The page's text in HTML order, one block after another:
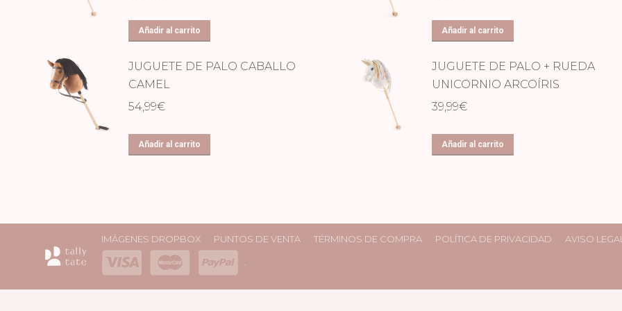
Añadir al carrito Añadir al carrito
JUGUETE DE PALO CABALLO
CAMEL
54,99€
Añadir al carrito
JUGUETE DE PALO + RUEDA
UNICORNIO ARCOÍRIS
39,99€
Añadir al carrito
IMÁGENES DROPBOX PUNTOS DE VENTA TÉRMINOS DE COMPRA POLÍTICA DE PRIVACIDAD AVISO LEGAL